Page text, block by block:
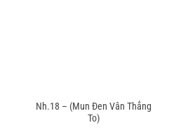
Nh.18 – (Mun Đen Vân Thẳng
To)